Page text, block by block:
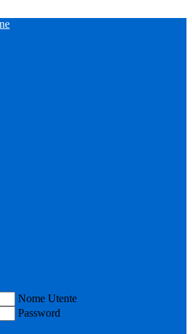
Nome Utente
Password